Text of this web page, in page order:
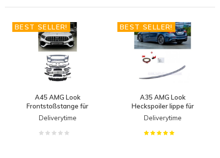
BEST SELLER!
A45 AMG Look
Frontstoßstange für
Mercedes Benz A Klasse
W177 Hatchback &
V177 Limousine
Deliverytime
BEST SELLER!
A35 AMG Look
Heckspoiler lippe für
Mercedes Benz A-
Klasse V177 Limousine
Deliverytime